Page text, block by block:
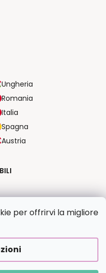
per offrirvi la migliore
Ungheria
Romania
Italia
Spagna
Austria
|UpraviloFV STUDIO
. Tutti i diritti riservati.